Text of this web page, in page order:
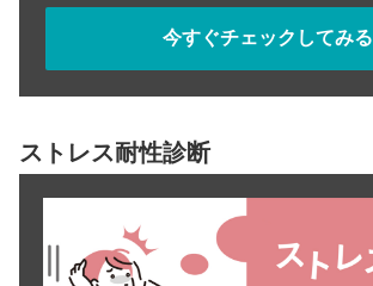
今すぐチェックしてみる
ストレス耐性診断